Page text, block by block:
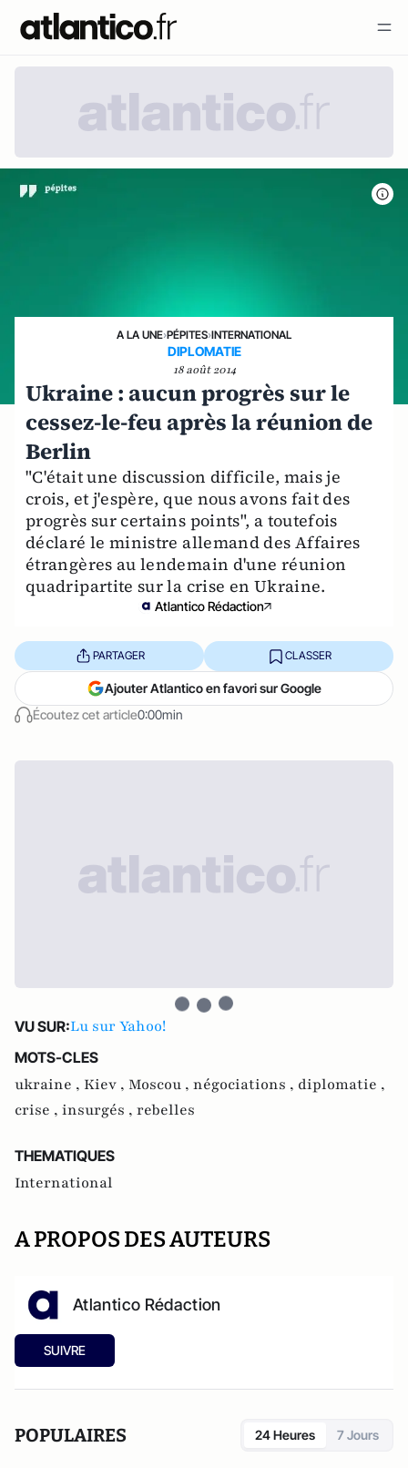
A LA UNE›PÉPITES›INTERNATIONAL
DIPLOMATIE
18 août 2014
Ukraine : aucun progrès sur le
cessez-le-feu après la réunion de
Berlin
"C'était une discussion difficile, mais je
crois, et j'espère, que nous avons fait des
progrès sur certains points", a toutefois
déclaré le ministre allemand des Affaires
étrangères au lendemain d'une réunion
quadripartite sur la crise en Ukraine.
Atlantico Rédaction
Écoutez cet article0:00min
PARTAGER CLASSER
Ajouter Atlantico en favori sur Google
VU SUR:Lu sur Yahoo!
MOTS-CLES
ukraine , Kiev , Moscou , négociations , diplomatie ,
crise , insurgés , rebelles
THEMATIQUES
International
A PROPOS DES AUTEURS
Atlantico Rédaction
SUIVRE
POPULAIRES 24 Heures 7 Jours